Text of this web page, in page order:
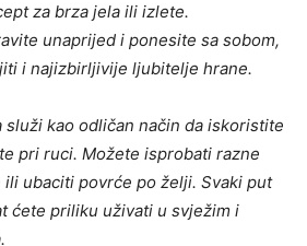
za brza jela ili izlete.
unaprijed i ponesite sa sobom,
i najizbirljivije ljubitelje hrane.
služi kao odličan način da iskoristite
pri ruci. Možete isprobati razne
ubaciti povrće po želji. Svaki put
ćete priliku uživati u svježim i